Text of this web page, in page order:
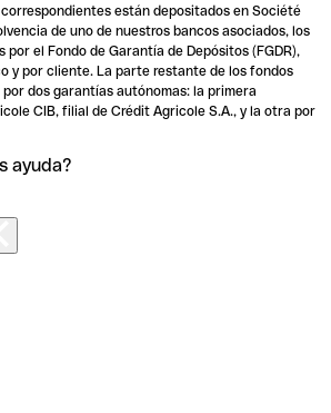
están depositados en Société
de uno de nuestros bancos asociados, los
el Fondo de Garantía de Depósitos (FGDR),
y por cliente. La parte restante de los fondos
dos garantías autónomas: la primera
CIB, filial de Crédit Agricole S.A., y la otra por
ayuda?